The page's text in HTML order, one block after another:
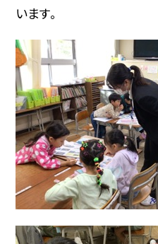
います。